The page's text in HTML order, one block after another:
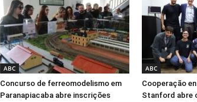
ABC
Concurso de ferreomodelismo em
Paranapiacaba abre inscrições
ABC
Cooperação
Stanford abre